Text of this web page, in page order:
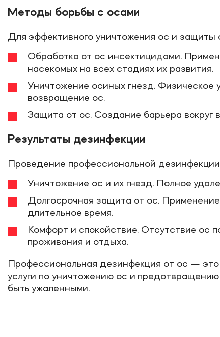
Методы борьбы с осами
Для эффективного уничтожения ос и защиты
Обработка от ос инсектицидами.
насекомых на всех стадиях их развития.
Уничтожение осиных гнезд. Физическое
возвращение ос.
Защита от ос. Создание барьера вокруг
Результаты дезинфекции
Проведение профессиональной
Уничтожение ос и их гнезд. Полное
Долгосрочная защита от ос.
длительное время.
Комфорт и спокойствие. Отсутствие ос
проживания и отдыха.
Профессиональная дезинфекция от ос —
услуги по уничтожению ос и
быть ужаленными.